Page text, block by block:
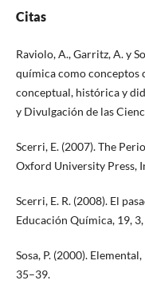
Citas
Raviolo, A., Garritz, A. y
química como conceptos
conceptual, histórica y
y Divulgación de las
Scerri, E. (2007). The
Oxford University Press,
Scerri, E. R. (2008). El
Educación Química, 19,
Sosa, P. (2000).
35–39.